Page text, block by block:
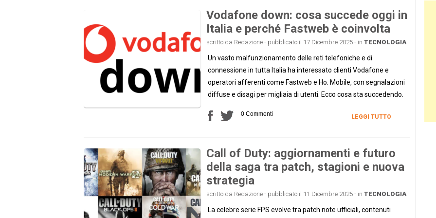
Vodafone down: cosa succede oggi in
Italia e perché Fastweb è coinvolta
scritto da Redazione - pubblicato il 17 Dicembre 2025 - in TECNOLOGIA
Un vasto malfunzionamento delle reti telefoniche e di
connessione in tutta Italia ha interessato clienti Vodafone e
operatori afferenti come Fastweb e Ho. Mobile, con segnalazioni
diffuse e disagi per migliaia di utenti. Ecco cosa sta succedendo.
0 Commenti LEGGI TUTTO
Call of Duty: aggiornamenti e futuro
della saga tra patch, stagioni e nuova
strategia
scritto da Redazione - pubblicato il 11 Dicembre 2025 - in TECNOLOGIA
La celebre serie FPS evolve tra patch note ufficiali, contenuti